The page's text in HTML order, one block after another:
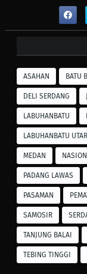
ASAHAN BATU
DELI SERDANG
LABUHANBATU
LABUHANBATU
MEDAN
PADANG LAWAS
PASAMAN
SAMOSIR
TANJUNG BALAI
TEBING TINGGI